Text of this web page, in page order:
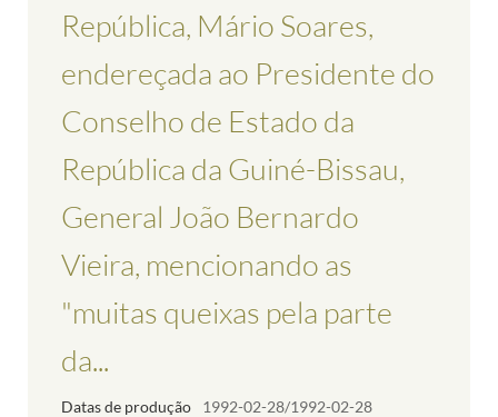
República, Mário Soares,
endereçada ao Presidente do
Conselho de Estado da
República da Guiné-Bissau,
General João Bernardo
Vieira, mencionando as
"muitas queixas pela parte
da...
Datas de produção
1992-02-28/1992-02-28